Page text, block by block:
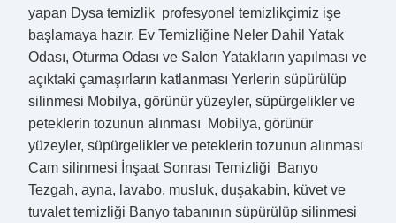
yapan Dysa temizlik profesyonel temizlikçimiz işe
başlamaya hazır. Ev Temizliğine Neler Dahil Yatak
Odası, Oturma Odası ve Salon Yatakların yapılması ve
açıktaki çamaşırların katlanması Yerlerin süpürülüp
silinmesi Mobilya, görünür yüzeyler, süpürgelikler ve
peteklerin tozunun alınması Mobilya, görünür
yüzeyler, süpürgelikler ve peteklerin tozunun alınması
Cam silinmesi İnşaat Sonrası Temizliği Banyo
Tezgah, ayna, lavabo, musluk, duşakabin, küvet ve
tuvalet temizliği Banyo tabanının süpürülüp silinmesi